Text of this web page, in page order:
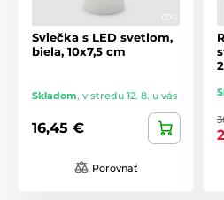
Sviečka s LED svetlom,
biela, 10x7,5 cm
Skladom, v stredu 12. 8. u vás
16,45 €
Porovnať